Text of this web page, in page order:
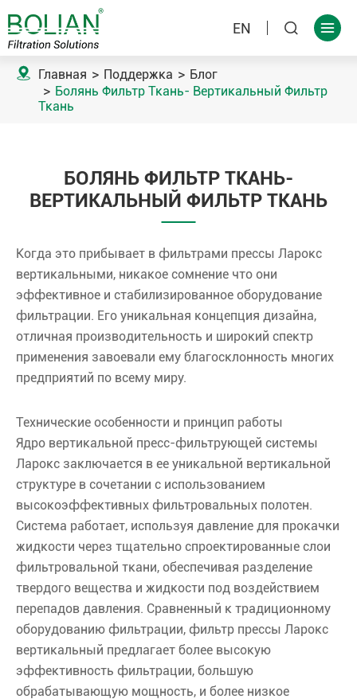
EN  
 Главная Поддержка
Блог
Болянь Фильтр Ткань- Вертикальный Фильтр
Ткань
БОЛЯНЬ ФИЛЬТР ТКАНЬ-
ВЕРТИКАЛЬНЫЙ ФИЛЬТР ТКАНЬ
Когда это прибывает в фильтрами прессы Ларокс
вертикальными, никакое сомнение что они
эффективное и стабилизированное оборудование
фильтрации. Его уникальная концепция дизайна,
отличная производительность и широкий спектр
применения завоевали ему благосклонность многих
предприятий по всему миру.
Технические особенности и принцип работы
Ядро вертикальной пресс-фильтрующей системы
Ларокс заключается в ее уникальной вертикальной
структуре в сочетании с использованием
высокоэффективных фильтровальных полотен.
Система работает, используя давление для прокачки
жидкости через тщательно спроектированные слои
фильтровальной ткани, обеспечивая разделение
твердого вещества и жидкости под воздействием
перепадов давления. Сравненный к традиционному
оборудованию фильтрации, фильтр прессы Ларокс
вертикальный предлагает более высокую
эффективность фильтрации, большую
обрабатывающую мощность, и более низкое